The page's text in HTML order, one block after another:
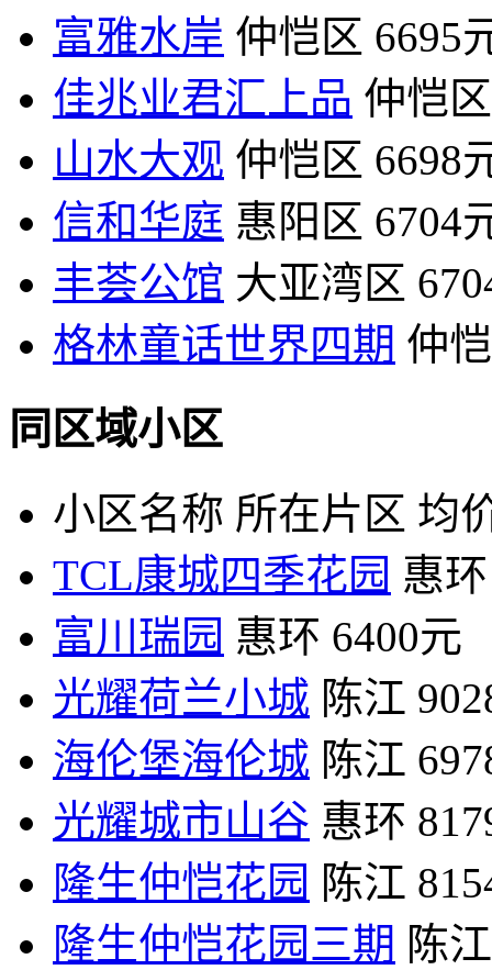
富雅水岸 仲恺区 6695
佳兆业君汇上品 仲恺区
山水大观 仲恺区 6698
信和华庭 惠阳区 6704
丰荟公馆 大亚湾区
格林童话世界四期 仲
同区域小区
小区名称 所在片区 均
TCL康城四季花园 惠环
富川瑞园 惠环 6400元
光耀荷兰小城 陈江
海伦堡海伦城 陈江
光耀城市山谷 惠环
隆生仲恺花园 陈江
隆生仲恺花园三期 陈江